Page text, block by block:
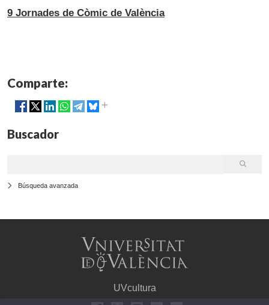
9 Jornades de Còmic de València
Comparte:
Buscador
Búsqueda avanzada
UVcultura